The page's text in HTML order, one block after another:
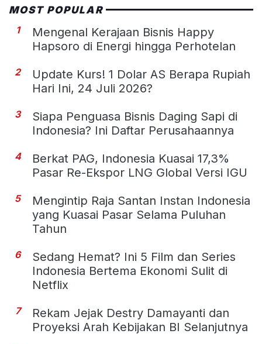
MOST POPULAR
1
Mengenal Kerajaan Bisnis Happy
Hapsoro di Energi hingga Perhotelan
2
Update Kurs! 1 Dolar AS Berapa Rupiah
Hari Ini, 24 Juli 2026?
3
Siapa Penguasa Bisnis Daging Sapi di
Indonesia? Ini Daftar Perusahaannya
4
Berkat PAG, Indonesia Kuasai 17,3%
Pasar Re-Ekspor LNG Global Versi IGU
5
Mengintip Raja Santan Instan Indonesia
yang Kuasai Pasar Selama Puluhan
Tahun
6
Sedang Hemat? Ini 5 Film dan Series
Indonesia Bertema Ekonomi Sulit di
Netflix
7
Rekam Jejak Destry Damayanti dan
Proyeksi Arah Kebijakan BI Selanjutnya